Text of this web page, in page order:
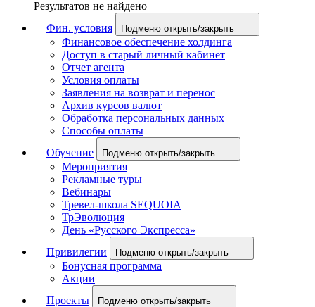
Результатов не найдено
Фин. условия
Подменю открыть/закрыть
Финансовое обеспечение холдинга
Доступ в старый личный кабинет
Отчет агента
Условия оплаты
Заявления на возврат и перенос
Архив курсов валют
Обработка персональных данных
Способы оплаты
Обучение
Подменю открыть/закрыть
Мероприятия
Рекламные туры
Вебинары
Тревел-школа SEQUOIA
ТрЭволюция
День «Русского Экспресса»
Привилегии
Подменю открыть/закрыть
Бонусная программа
Акции
Проекты
Подменю открыть/закрыть